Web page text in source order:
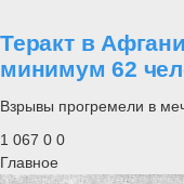
Теракт в
минимум 62
Взрывы прогремели в
1 067 0 0
Главное